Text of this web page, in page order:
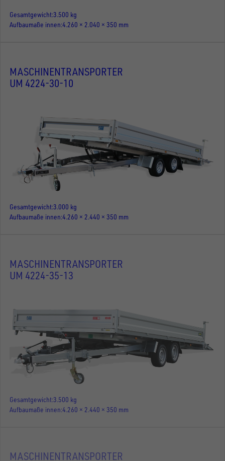
Gesamtgewicht3.500 kg
Aufbaumaße innen 4.260 × 2.040 × 350 mm
MASCHINENTRANSPORTER
UM 4224-30-10
Gesamtgewicht3.000 kg
Aufbaumaße innen 4.260 × 2.440 × 350 mm
MASCHINENTRANSPORTER
UM 4224-35-13
Gesamtgewicht 3.500 kg
Aufbaumaße innen 4.260 × 2.440 × 350 mm
MASCHINENTRANSPORTER